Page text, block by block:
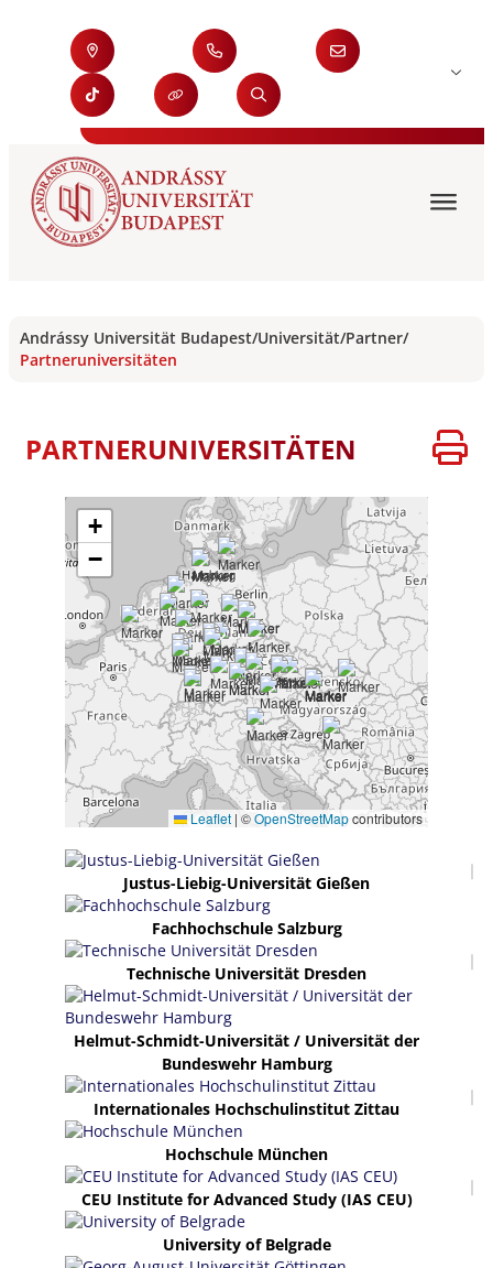
Andrássy Universität Budapest/Universität/Partner/
Partneruniversitäten
PARTNERUNIVERSITÄTEN
+
−
Leaflet | ©OpenStreetMapcontributors
Justus-Liebig-Universität Gießen
Fachhochschule Salzburg
Technische Universität Dresden
Helmut-Schmidt-Universität / Universität der
Bundeswehr Hamburg
Internationales Hochschulinstitut Zittau
Hochschule München
CEU Institute for Advanced Study (IAS CEU)
University of Belgrade